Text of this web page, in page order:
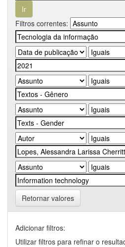
Filtros correntes:
Retornar valores
Adicionar filtros:
Utilizar filtros para refinar o